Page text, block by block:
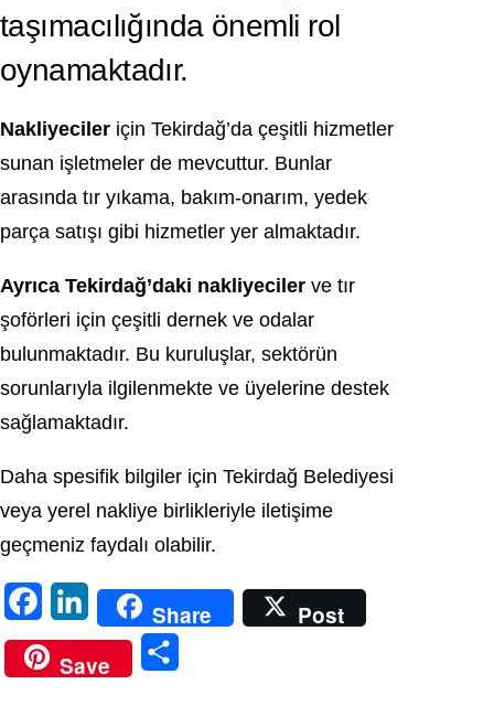
taşımacılığında önemli rol
oynamaktadır.
Nakliyeciler için Tekirdağ’da çeşitli hizmetler
sunan işletmeler de mevcuttur. Bunlar
arasında tır yıkama, bakım-onarım, yedek
parça satışı gibi hizmetler yer almaktadır.
Ayrıca Tekirdağ’daki nakliyeciler ve tır
şoförleri için çeşitli dernek ve odalar
bulunmaktadır. Bu kuruluşlar, sektörün
sorunlarıyla ilgilenmekte ve üyelerine destek
sağlamaktadır.
Daha spesifik bilgiler için Tekirdağ Belediyesi
veya yerel nakliye birlikleriyle iletişime
geçmeniz faydalı olabilir.
a
c
i
n
Share
Post
Save